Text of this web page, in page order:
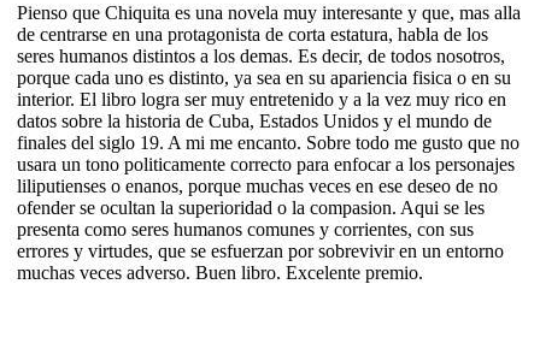
Pienso que Chiquita es una novela muy interesante y que, mas alla
de centrarse en una protagonista de corta estatura, habla de los
seres humanos distintos a los demas. Es decir, de todos nosotros,
porque cada uno es distinto, ya sea en su apariencia fisica o en su
interior. El libro logra ser muy entretenido y a la vez muy rico en
datos sobre la historia de Cuba, Estados Unidos y el mundo de
finales del siglo 19. A mi me encanto. Sobre todo me gusto que no
usara un tono politicamente correcto para enfocar a los personajes
liliputienses o enanos, porque muchas veces en ese deseo de no
ofender se ocultan la superioridad o la compasion. Aqui se les
presenta como seres humanos comunes y corrientes, con sus
errores y virtudes, que se esfuerzan por sobrevivir en un entorno
muchas veces adverso. Buen libro. Excelente premio.